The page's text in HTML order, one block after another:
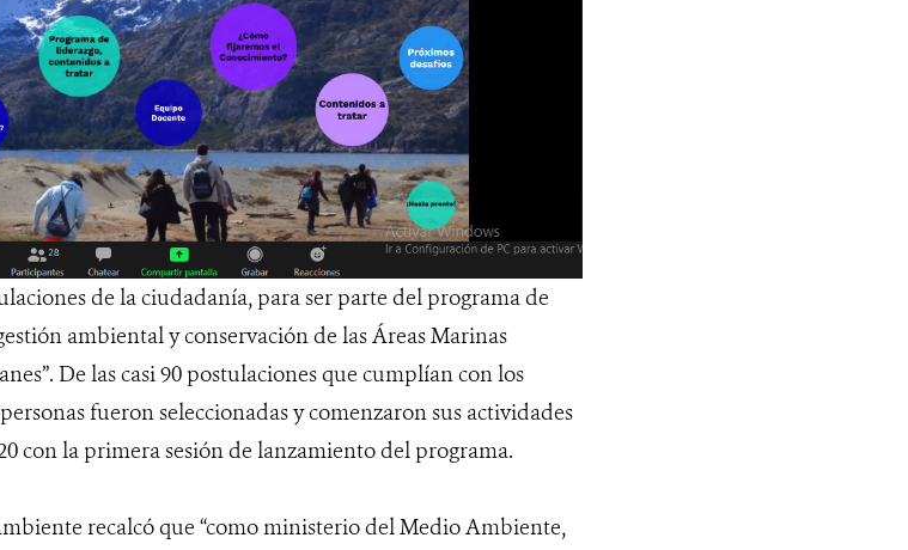
de la ciudadanía, para ser parte del programa de
ambiental y conservación de las Áreas Marinas
De las casi 90 postulaciones que cumplían con los
fueron seleccionadas y comenzaron sus actividades
con la primera sesión de lanzamiento del programa.
recalcó que “como ministerio del Medio Ambiente,